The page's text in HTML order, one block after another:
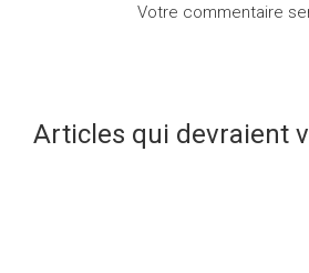
Votre commentaire
Articles qui devraient